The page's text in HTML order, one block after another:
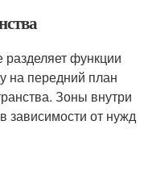
функции
на передний план
Зоны внутри
зависимости от нужд